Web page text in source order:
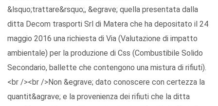
&lsquo;trattare&rsquo;, &egrave; quella presentata dalla
ditta Decom trasporti Srl di Matera che ha depositato il 24
maggio 2016 una richiesta di Via (Valutazione di impatto
ambientale) per la produzione di Css (Combustibile Solido
Secondario, ballette che contengono una mistura di rifiuti).
<br /><br />Non &egrave; dato conoscere con certezza la
quantit&agrave; e la provenienza dei rifiuti che la ditta